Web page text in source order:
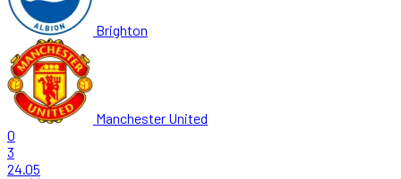
Brighton
Manchester United
0
3
24.05